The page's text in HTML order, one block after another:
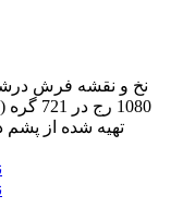
تهیه شده از پشم